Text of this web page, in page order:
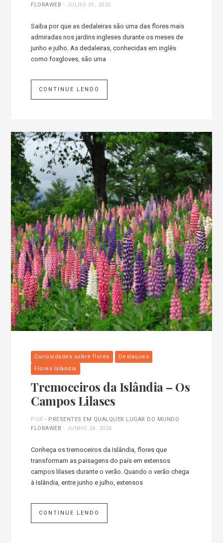
FLORAWEB - JULHO 01, 2026
Saiba por que as dedaleiras são uma das flores mais
admiradas nos jardins ingleses durante os meses de
junho e julho. As dedaleiras, conhecidas em inglês
como foxgloves, são uma
CONTINUE LENDO
Curiosidades sobre flores
Destaques
Flores Islândia
Tremoceiros da Islândia – Os
Campos Lilases
POR- PRESENTES EM QUALQUER LUGAR DO MUNDO
FLORAWEB - JUNHO 24, 2026
Conheça os tremoceiros da Islândia, flores que
transformam as paisagens do país em extensos
campos lilases durante o verão. Quando o verão chega
à Islândia, entre junho e julho, extensos
CONTINUE LENDO